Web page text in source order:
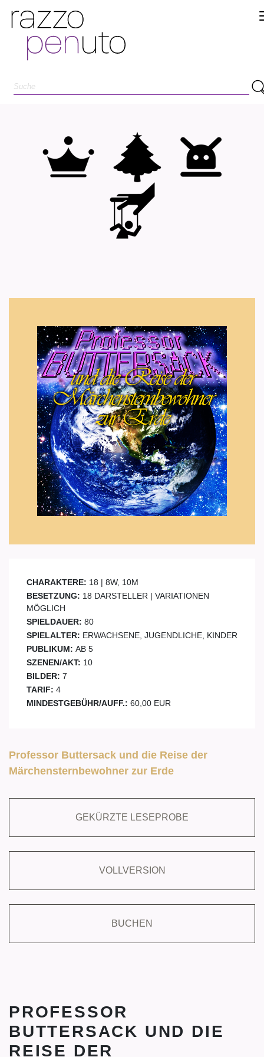
CHARAKTERE: 18 | 8W, 10M
BESETZUNG: 18 DARSTELLER | VARIATIONEN
MÖGLICH
SPIELDAUER: 80
SPIELALTER: ERWACHSENE, JUGENDLICHE, KINDER
PUBLIKUM: AB 5
SZENEN/AKT: 10
BILDER: 7
TARIF: 4
MINDESTGEBÜHR/AUFF.: 60,00 EUR
Professor Buttersack und die Reise der
Märchensternbewohner zur Erde
GEKÜRZTE LESEPROBE
VOLLVERSION
BUCHEN
PROFESSOR
BUTTERSACK UND DIE
REISE DER